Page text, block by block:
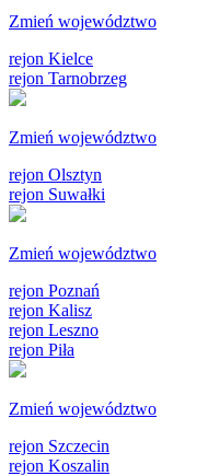
Zmień województwo
rejon Kielce
rejon Tarnobrzeg
Zmień województwo
rejon Olsztyn
rejon Suwałki
Zmień województwo
rejon Poznań
rejon Kalisz
rejon Leszno
rejon Piła
Zmień województwo
rejon Szczecin
rejon Koszalin